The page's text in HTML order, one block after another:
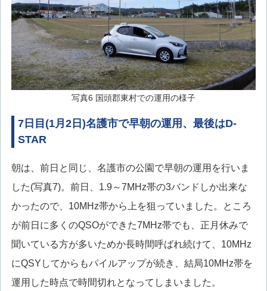
写真6 国頭郡東村での運用の様子
7日目(1月2日)名護市で早朝の運用、最後はD-
STAR
朝は、前日と同じ、名護市の公園で早朝の運用を行いま
した(写真7)。前日、1.9～7MHz帯の3バンドしか出来な
かったので、10MHz帯から上を狙っていました。ところ
が前日に多くのQSOができた7MHz帯でも、正月休みで
聞いている方が多いためか長時間呼ばれ続けて、10MHz
にQSYしてからもパイルアップが続き、結局10MHz帯を
運用した時点で時間切れとなってしまいました。